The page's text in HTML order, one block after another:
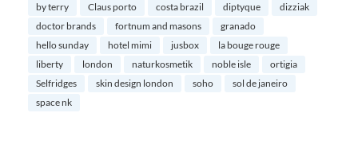
by terry Claus porto costa brazil diptyque
dizziak
doctor brands
fortnum and masons
granado
hello sunday
hotel mimi jusbox
la bouge rouge
liberty
london naturkosmetik noble isle
ortigia
Selfridges
skin design london soho
sol de janeiro
space nk